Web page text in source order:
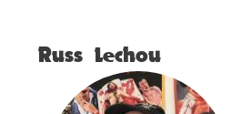
Russ Lechou